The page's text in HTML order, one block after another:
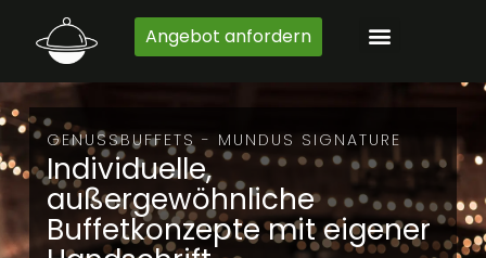
Inhalt
springen
Angebot anfordern
GENUSSBUFFETS - MUNDUS SIGNATURE
Individuelle,
außergewöhnliche
Buffetkonzepte mit eigener